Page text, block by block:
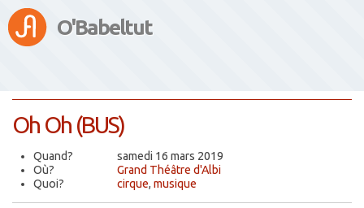
O'Babeltut
Oh Oh (BUS)
Quand?
samedi 16 mars 2019
Où?
Grand Théâtre d'Albi
Quoi?
cirque, musique